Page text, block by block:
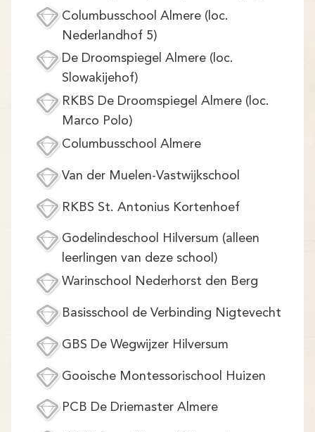
Columbusschool Almere (loc.
Nederlandhof 5)
De Droomspiegel Almere (loc.
Slowakijehof)
RKBS De Droomspiegel Almere (loc.
Marco Polo)
Columbusschool Almere
Van der Muelen-Vastwijkschool
RKBS St. Antonius Kortenhoef
Godelindeschool Hilversum (alleen
leerlingen van deze school)
Warinschool Nederhorst den Berg
Basisschool de Verbinding Nigtevecht
GBS De Wegwijzer Hilversum
Gooische Montessorischool Huizen
PCB De Driemaster Almere